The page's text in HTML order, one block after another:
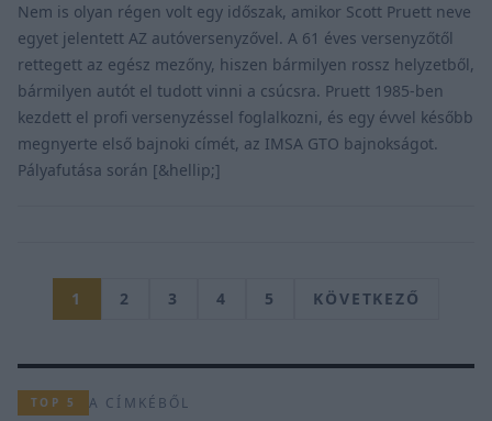
Nem is olyan régen volt egy időszak, amikor Scott Pruett neve
egyet jelentett AZ autóversenyzővel. A 61 éves versenyzőtől
rettegett az egész mezőny, hiszen bármilyen rossz helyzetből,
bármilyen autót el tudott vinni a csúcsra. Pruett 1985-ben
kezdett el profi versenyzéssel foglalkozni, és egy évvel később
megnyerte első bajnoki címét, az IMSA GTO bajnokságot.
Pályafutása során [&hellip;]
1 2 3 4 5 KÖVETKEZŐ
TOP 5 A CÍMKÉBŐL